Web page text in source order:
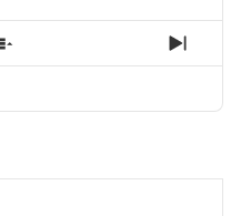
Show
Episodes
Next